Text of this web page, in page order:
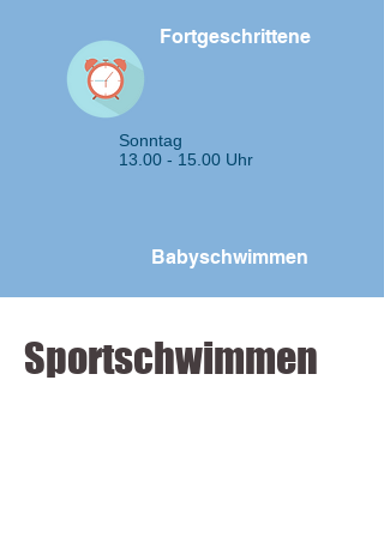
Donnerstag
Sonntag
Fortgeschrittene
Sonntag
13.00 - 15.00 Uhr
Babyschwimmen
Sportschwimmen